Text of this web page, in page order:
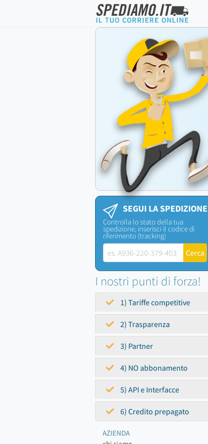
SEGUI LA SPEDIZIONE
Controlla lo stato della tua
spedizione, inserisci il codice di
riferimento (tracking)
I nostri punti di forza!
1) Tariffe competitive
2) Trasparenza
3) Partner
4) NO abbonamento
5) API e Interfacce
6) Credito prepagato
AZIENDA